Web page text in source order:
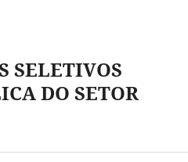
SELETIVOS
DO SETOR